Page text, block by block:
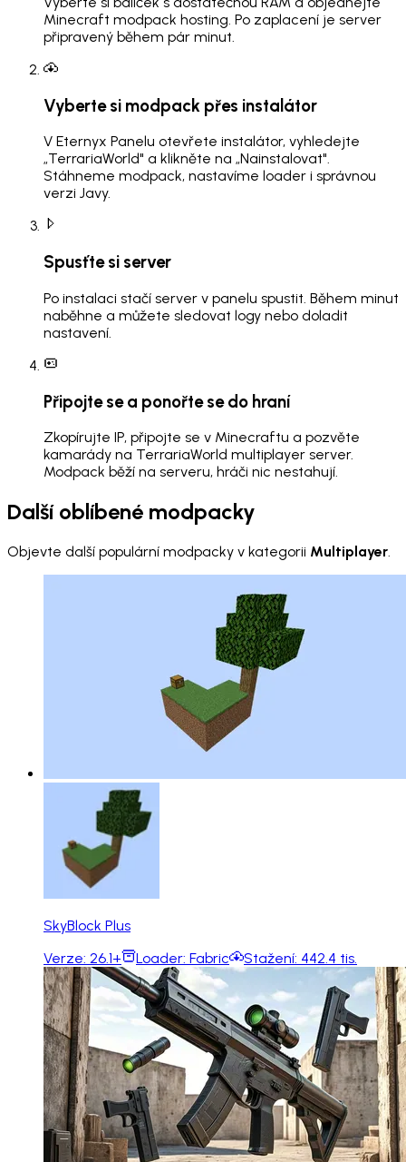
Minecraft modpack hosting. Po zaplacení je server
připravený během pár minut.
Vyberte si modpack přes instalátor
V Eternyx Panelu otevřete instalátor, vyhledejte
„TerrariaWorld" a klikněte na „Nainstalovat".
Stáhneme modpack, nastavíme loader i správnou
verzi Javy.
Spusťte si server
Po instalaci stačí server v panelu spustit. Během minut
naběhne a můžete sledovat logy nebo doladit
nastavení.
Připojte se a ponořte se do hraní
Zkopírujte IP, připojte se v Minecraftu a pozvěte
kamarády na TerrariaWorld multiplayer server.
Modpack běží na serveru, hráči nic nestahují.
Další oblíbené modpacky
Objevte další populární modpacky v kategorii Multiplayer.
SkyBlock Plus
Verze: 26.1+ Loader: Fabric Stažení: 442.4 tis.